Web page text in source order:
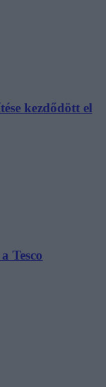
kezdődött el
Tesco